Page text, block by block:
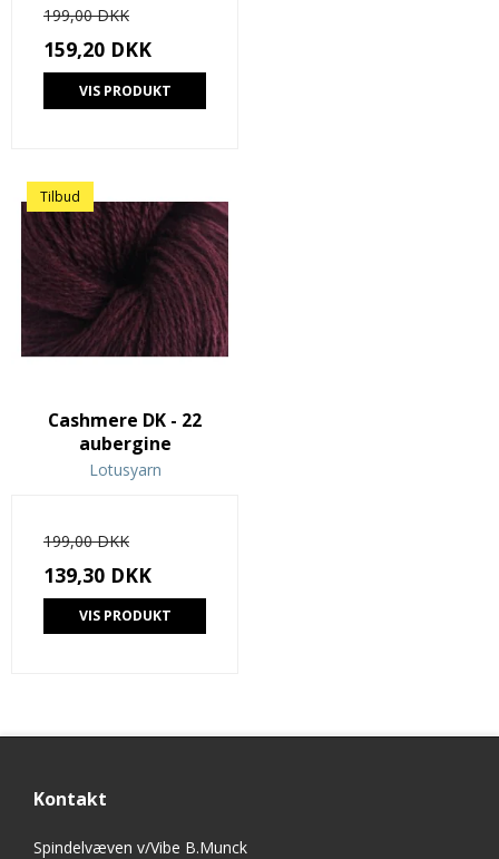
199,00 DKK
159,20 DKK
VIS PRODUKT
Tilbud
Cashmere DK - 22
aubergine
Lotusyarn
199,00 DKK
139,30 DKK
VIS PRODUKT
Kontakt
Spindelvæven v/Vibe B.Munck